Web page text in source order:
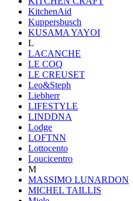
KitchenAid
Kuppersbusch
KUSAMA YAYOI
L
LACANCHE
LE COQ
LE CREUSET
Leo&Steph
Liebherr
LIFESTYLE
LINDDNA
Lodge
LOFTNN
Lottocento
Loucicentro
M
MASSIMO LUNARDON
MICHEL TAILLIS